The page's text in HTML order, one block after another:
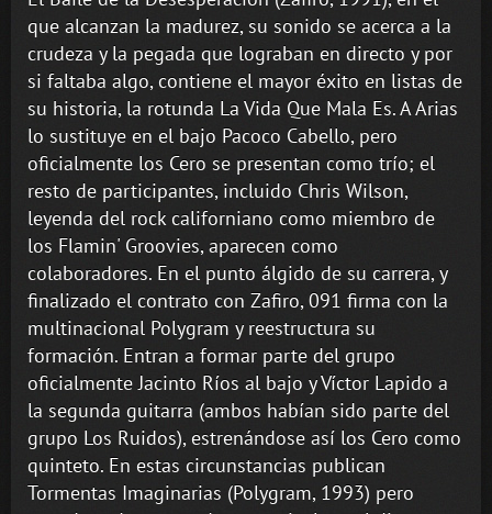
que alcanzan la madurez, su sonido se acerca a la
crudeza y la pegada que lograban en directo y por
si faltaba algo, contiene el mayor éxito en listas de
su historia, la rotunda La Vida Que Mala Es. A Arias
lo sustituye en el bajo Pacoco Cabello, pero
oficialmente los Cero se presentan como trío; el
resto de participantes, incluido Chris Wilson,
leyenda del rock californiano como miembro de
los Flamin' Groovies, aparecen como
colaboradores. En el punto álgido de su carrera, y
finalizado el contrato con Zafiro, 091 firma con la
multinacional Polygram y reestructura su
formación. Entran a formar parte del grupo
oficialmente Jacinto Ríos al bajo y Víctor Lapido a
la segunda guitarra (ambos habían sido parte del
grupo Los Ruidos), estrenándose así los Cero como
quinteto. En estas circunstancias publican
Tormentas Imaginarias (Polygram, 1993) pero